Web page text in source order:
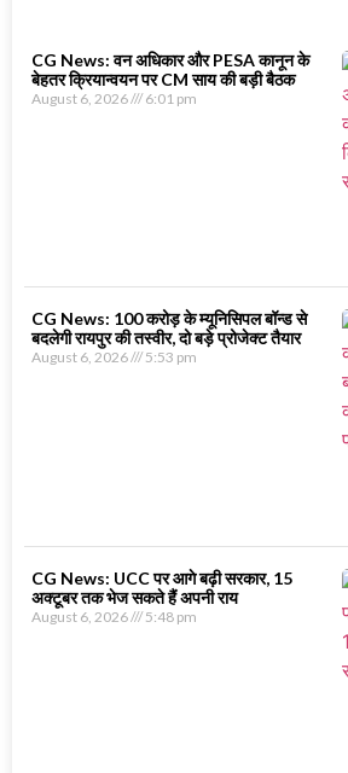
CG News: वन अधिकार और PESA कानून के
बेहतर क्रियान्वयन पर CM साय की बड़ी बैठक
August 6, 2026 6:01 pm
CG News: 100 करोड़ के म्यूनिसिपल बॉन्ड से
बदलेगी रायपुर की तस्वीर, दो बड़े प्रोजेक्ट तैयार
August 6, 2026 5:53 pm
CG News: UCC पर आगे बढ़ी सरकार, 15
अक्टूबर तक भेज सकते हैं अपनी राय
August 6, 2026 5:48 pm